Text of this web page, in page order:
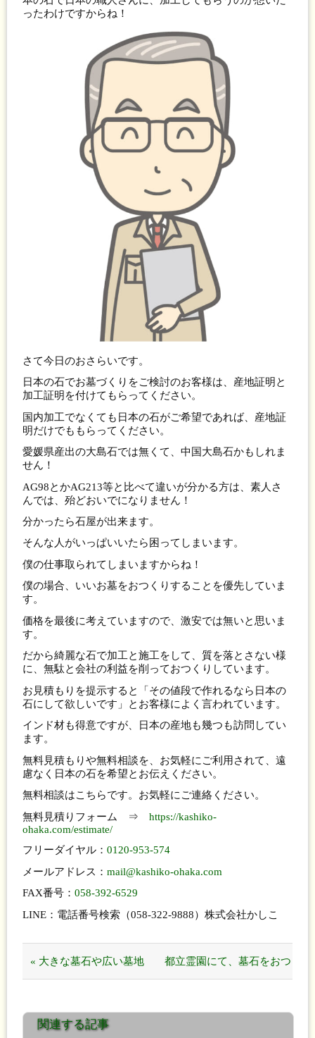
ったわけですからね！
さて今日のおさらいです。
日本の石でお墓づくりをご検討のお客様は、産地証明と
加工証明を付けてもらってください。
国内加工でなくても日本の石がご希望であれば、産地証
明だけでももらってください。
愛媛県産出の大島石では無くて、中国大島石かもしれま
せん！
AG98とかAG213等と比べて違いが分かる方は、素人さ
んでは、殆どおいでになりません！
分かったら石屋が出来ます。
そんな人がいっぱいいたら困ってしまいます。
僕の仕事取られてしまいますからね！
僕の場合、いいお墓をおつくりすることを優先していま
す。
価格を最後に考えていますので、激安では無いと思いま
す。
だから綺麗な石で加工と施工をして、質を落とさない様
に、無駄と会社の利益を削っておつくりしています。
お見積もりを提示すると「その値段で作れるなら日本の
石にして欲しいです」とお客様によく言われています。
インド材も得意ですが、日本の産地も幾つも訪問してい
ます。
無料見積もりや無料相談を、お気軽にご利用されて、遠
慮なく日本の石を希望とお伝えください。
無料相談はこちらです。お気軽にご連絡ください。
無料見積りフォーム ⇒https://kashiko-
ohaka.com/estimate/
フリーダイヤル：0120-953-574
メールアドレス：mail@kashiko-ohaka.com
FAX番号：058-392-6529
LINE：電話番号検索（058-322-9888）株式会社かしこ
« 大きな墓石や広い墓地
きく違います！
都立霊園にて、墓石をおつ
関連する記事